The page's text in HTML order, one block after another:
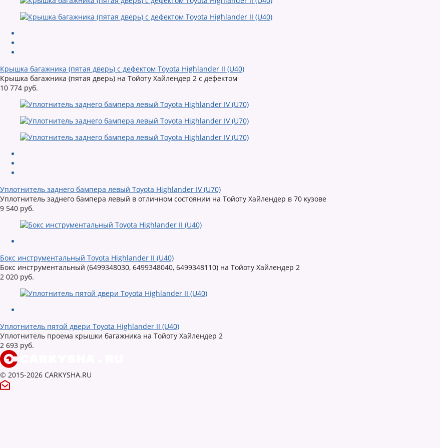
Крышка багажника (пятая дверь) с дефектом Toyota Highlander II (U40)
Крышка багажника (пятая дверь) на Тойоту Хайлендер 2 с дефектом
10 774 руб.
Уплотнитель заднего бампера левый Toyota Highlander IV (U70)
Уплотнитель заднего бампера левый в отличном состоянии на Тойоту Хайлендер в 70 кузове
9 540 руб.
Бокс инструментальный Toyota Highlander II (U40)
Бокс инструментальный (6499348030, 6499348040, 6499348110) на Тойоту Хайлендер 2
2 020 руб.
Уплотнитель пятой двери Toyota Highlander II (U40)
Уплотнитель проема крышки багажника на Тойоту Хайлендер 2
2 693 руб.
© 2015-2026 CARKYSHA.RU